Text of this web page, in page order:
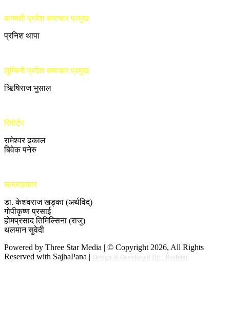
बागमती प्रदेश समाचार प्रमुख
प्रनिश थापा
लुम्बिनी प्रदेश समाचार प्रमुख
ऋिषिराज भुसाल
रिपोर्टर
रामेश्वर ढकाल
बिवेक पनेरु
सल्लाहकार
डा. केशवराज खड्का (अर्थविद्)
गोपीकृष्ण प्रसाई
होमप्रसाद तिमिल्सिना (राजु)
थलमान सुवेदी
Powered by Three Star Media | © Copyright 2026, All Rights
Reserved with SajhaPana | Design & Developed By : Resham